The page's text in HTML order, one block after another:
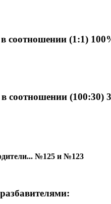
соотношении (1:1)
соотношении (100:30)
№125 и №123